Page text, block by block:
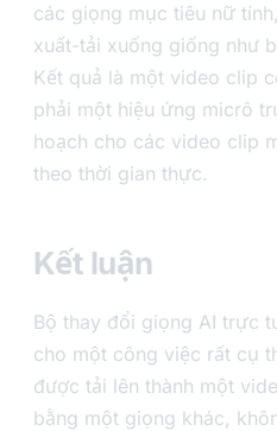
các giọng mục tiêu nữ
xuất-tải xuống giống như
Kết quả là một video clip
phải một hiệu ứng micrô
hoạch cho các video clip
theo thời gian thực.
Kết luận
Bộ thay đổi giọng AI trực
cho một công việc rất cụ
được tải lên thành một
bằng một giọng khác,